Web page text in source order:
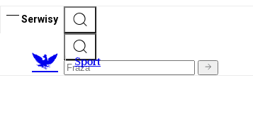
Serwisy
Sport